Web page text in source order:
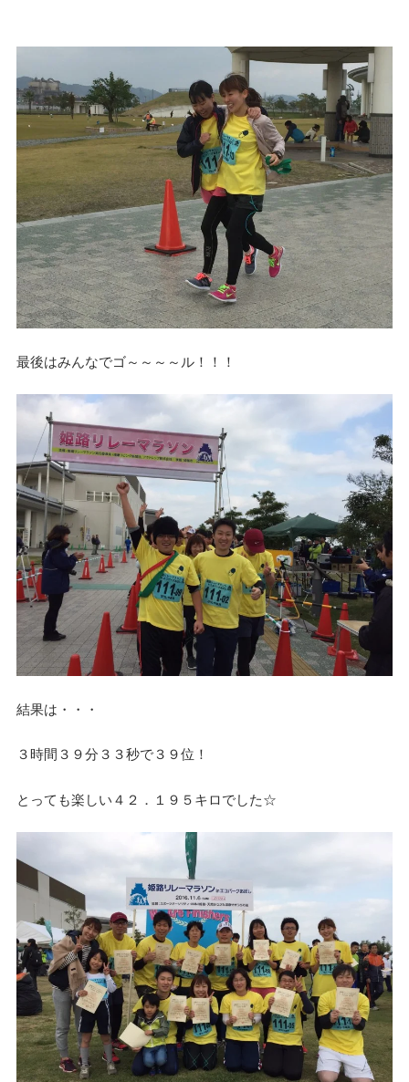
最後はみんなでゴ～～～～ル！！！
結果は・・・
３時間３９分３３秒で３９位！
とっても楽しい４２．１９５キロでした☆